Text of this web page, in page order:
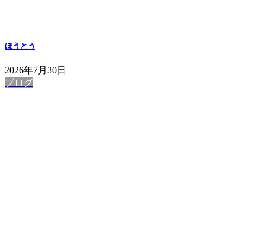
ほうとう
2026年7月30日
ブログ